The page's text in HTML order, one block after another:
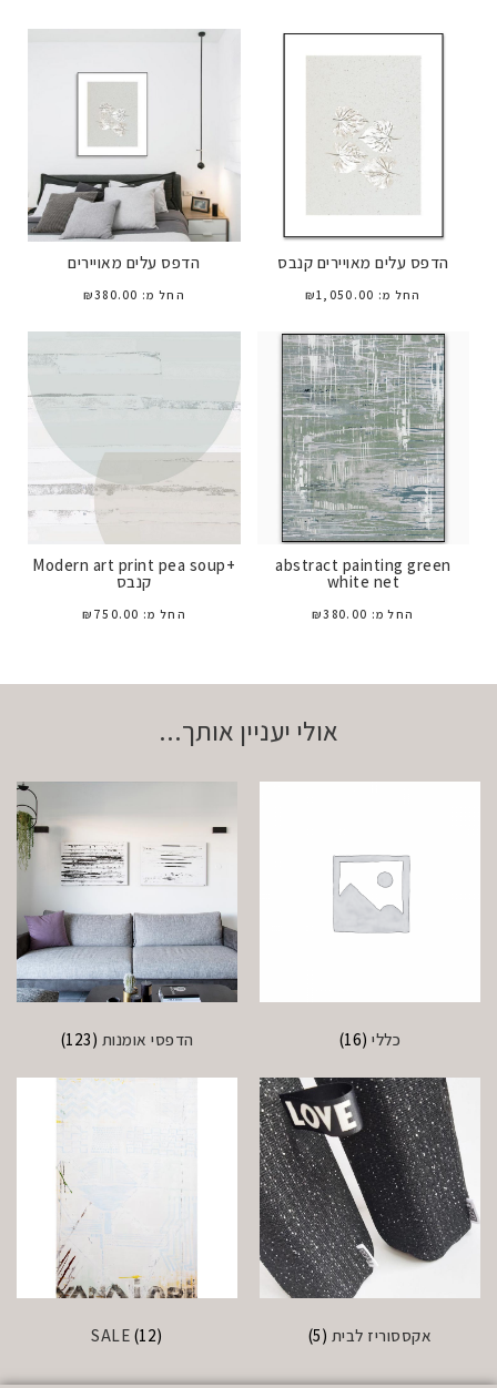
הדפס עלים מאויירים קנבס
החל מ: ₪1,050.00
הדפס עלים מאויירים
החל מ: ₪380.00
abstract painting green
white net
החל מ: ₪380.00
+Modern art print pea soup
קנבס
החל מ: ₪ 750.00
אולי יעניין אותך...
כללי (16) הדפסי אומנות (123)
אקססוריז לבית (5)
SALE (12)